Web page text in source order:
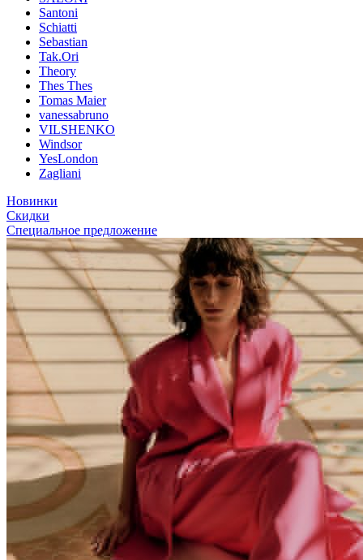
Santoni
Schiatti
Sebastian
Tak.Ori
Theory
Thes Thes
Tomas Maier
vanessabruno
VILSHENKO
Windsor
YesLondon
Zagliani
Новинки
Скидки
Специальное предложение